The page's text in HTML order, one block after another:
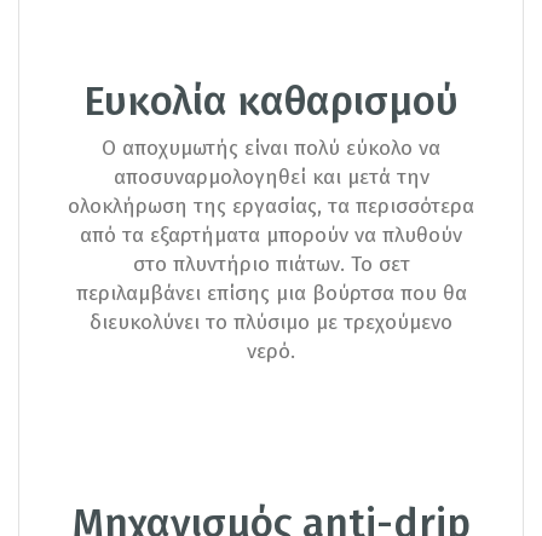
Ευκολία καθαρισμού
Ο αποχυμωτής είναι πολύ εύκολο να
αποσυναρμολογηθεί και μετά την
ολοκλήρωση της εργασίας, τα περισσότερα
από τα εξαρτήματα μπορούν να πλυθούν
στο πλυντήριο πιάτων. Το σετ
περιλαμβάνει επίσης μια βούρτσα που θα
διευκολύνει το πλύσιμο με τρεχούμενο
νερό.
Μηχανισμός anti-drip